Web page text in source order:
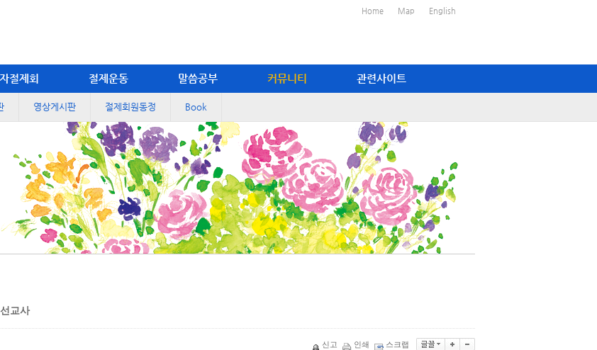
Home Map English
절제회 절제운동 말씀공부 커뮤니티 관련사이트
영상게시판 절제회원동정 Book
교사
신고 인쇄 스크랩